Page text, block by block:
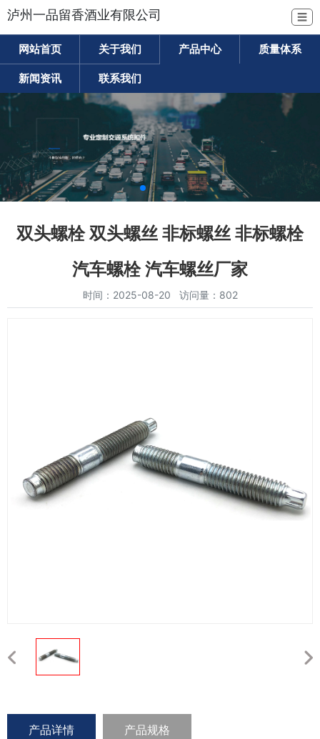
泸州一品留香酒业有限公司 ☰
网站首页 关于我们 产品中心 质量体系
新闻资讯 联系我们
双头螺栓 双头螺丝 非标螺丝 非标螺栓
汽车螺栓 汽车螺丝厂家
时间：2025-08-20 访问量：802
产品详情 产品规格